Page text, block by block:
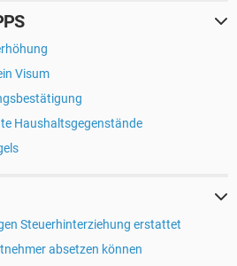
Visum
Haushaltsgegenstände
Steuerhinterziehung erstattet
absetzen können